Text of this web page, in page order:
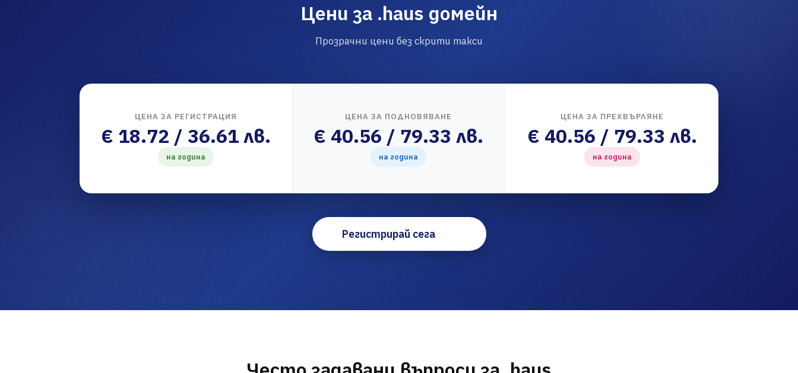
Цени за .haus домейн
Прозрачни цени без скрити такси
ЦЕНА ЗА РЕГИСТРАЦИЯ
€ 18.72 / 36.61 лв.
на година
ЦЕНА ЗА ПОДНОВЯВАНЕ
€ 40.56 / 79.33 лв.
на година
ЦЕНА ЗА ПРЕХВЪРЛЯНЕ
€ 40.56 / 79.33 лв.
на година
Регистрирай сега